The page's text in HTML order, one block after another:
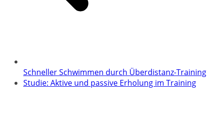
Schneller Schwimmen durch Überdistanz-Training
Studie: Aktive und passive Erholung im Training